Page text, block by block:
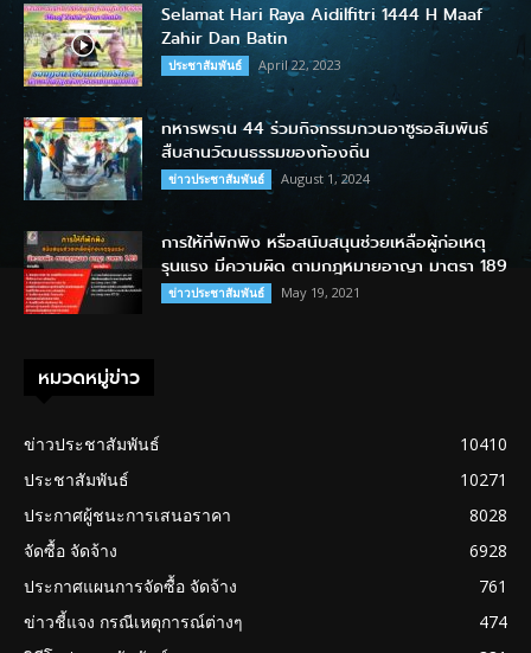
Selamat Hari Raya Aidilfitri 1444 H Maaf
Zahir Dan Batin
ประชาสัมพันธ์ April 22, 2023
ทหารพราน 44 ร่วมกิจกรรมกวนอาซูรอสัมพันธ์
สืบสานวัฒนธรรมของท้องถิ่น
ข่าวประชาสัมพันธ์ August 1, 2024
การให้ที่พักพิง หรือสนับสนุนช่วยเหลือผู้ก่อเหตุ
รุนแรง มีความผิด ตามกฎหมายอาญา มาตรา 189
ข่าวประชาสัมพันธ์ May 19, 2021
หมวดหมู่ข่าว
ข่าวประชาสัมพันธ์
10410
ประชาสัมพันธ์
10271
ประกาศผู้ชนะการเสนอราคา
8028
จัดซื้อ จัดจ้าง
6928
ประกาศแผนการจัดซื้อ จัดจ้าง
761
ข่าวชี้แจง กรณีเหตุการณ์ต่างๆ
474